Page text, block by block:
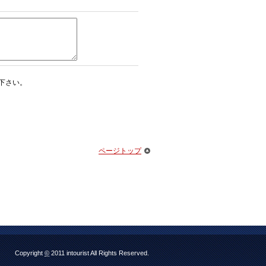
さい。
ページトップ
Copyright©2011 intourist All Rights Reserved.